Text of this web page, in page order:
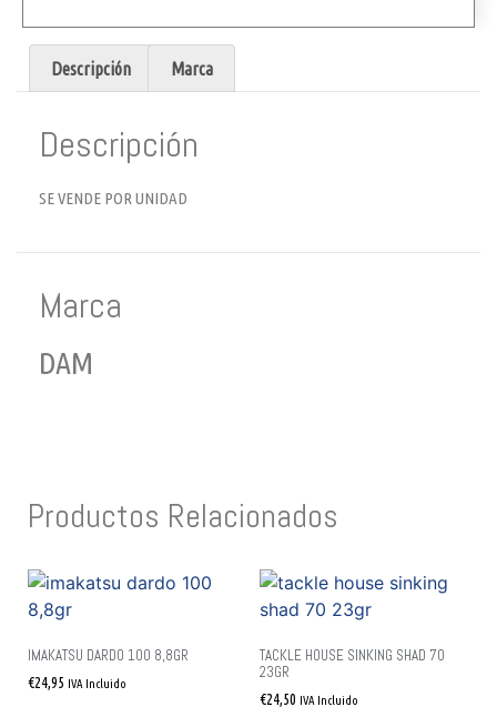
Descripción Marca
Descripción
SE VENDE POR UNIDAD
Marca
DAM
Productos Relacionados
IMAKATSU DARDO 100 8,8GR
€24,95 IVA Incluido
TACKLE HOUSE SINKING SHAD 70
23GR
€24,50 IVA Incluido